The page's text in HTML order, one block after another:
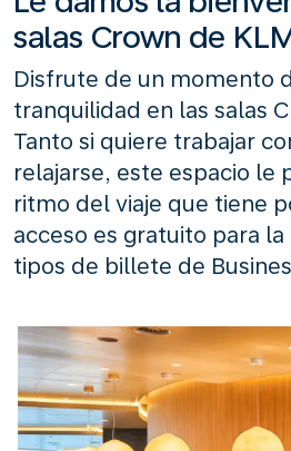
salas Crown de
Disfrute de un momento
tranquilidad en las salas
Tanto si quiere trabajar
relajarse, este espacio le
ritmo del viaje que tiene
acceso es gratuito para
tipos de billete de